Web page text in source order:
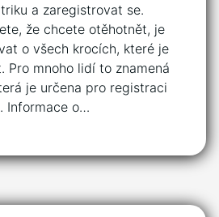
a zaregistrovat se.
že chcete otěhotnět, je
o všech krocích, které je
Pro mnoho lidí to znamená
je určena pro registraci
Informace o…